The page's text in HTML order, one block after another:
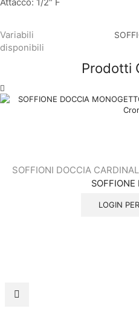
Attacco: 1/2″ F
Variabili
disponibili
Prodotti
SOFFIONI DOCCIA
SOFFIONE
LOGIN